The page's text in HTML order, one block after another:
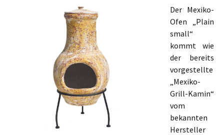
Der Mexiko-
Ofen „Plain
small“
kommt wie
der bereits
vorgestellte
„Mexiko-
Grill-Kamin“
vom
bekannten
Hersteller